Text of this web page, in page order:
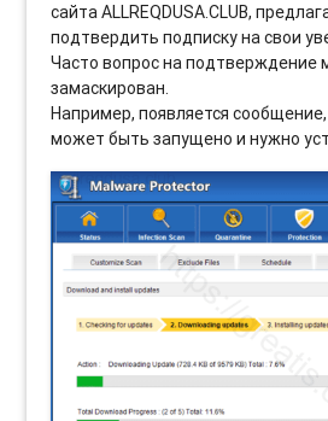
сайта ALLREQDUSA.CLUB,
подтвердить подписку на свои
Часто вопрос на подтверждение
замаскирован.
Например, появляется
может быть запущено и нужно